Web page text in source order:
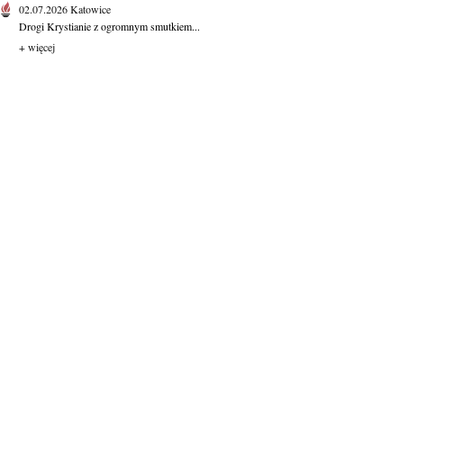
02.07.2026Katowice
Drogi Krystianie z ogromnym smutkiem...
+ więcej